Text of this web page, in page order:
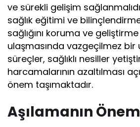
ve sürekli gelişim
sağlık eğitimi ve
sağlığını koruma ve
ulaşmasında vazgeçilmez bir
süreçler, sağlıklı nesiller
harcamalarının azaltılması
önem taşımaktadır.
Aşılamanın